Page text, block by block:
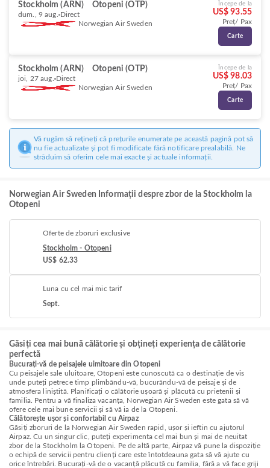
Stockholm (ARN) Otopeni (OTP)
dum., 9 aug. Direct
Norwegian Air Sweden
Începe de la
US$ 93.55
Preț/ Pax
Carte
Stockholm (ARN) Otopeni (OTP)
joi, 27 aug. Direct
Norwegian Air Sweden
Începe de la
US$ 98.03
Preț/ Pax
Carte
Vă rugăm să rețineți că prețurile enumerate pe această pagină pot să
nu fie actualizate și pot fi modificate fără notificare prealabilă. Ne
străduim să oferim cele mai exacte și actuale informații.
Norwegian Air Sweden Informații despre zbor de la Stockholm la
Otopeni
Oferte de zboruri exclusive
Stockholm - Otopeni
US$ 62.33
Luna cu cel mai mic tarif
Sept.
Găsiți cea mai bună călătorie și obțineți experiența de călătorie
perfectă
Bucurați-vă de peisajele uimitoare din Otopeni
Cu peisajele sale uluitoare, Otopeni este cunoscută ca o destinație de vis
unde puteți petrece timp plimbându-vă, bucurându-vă de peisaje și de
atmosfera liniștită. Planificați o călătorie ușoară și plăcută cu prietenii și
familia. Pentru a vă finaliza vacanța, Norwegian Air Sweden este gata să vă
ofere cele mai bune servicii și să vă ia de la Otopeni.
Călătorește ușor și confortabil cu Airpaz
Găsiți zboruri de la Norwegian Air Sweden rapid, ușor și ieftin cu ajutorul
Airpaz. Cu un singur clic, puteți experimenta cel mai bun și mai de neuitat
zbor de la Stockholm la Otopeni. Pe de altă parte, Airpaz vă pune la dispoziție
o echipă de servicii pentru clienți care este întotdeauna gata să vă ajute cu
orice întrebări. Bucurați-vă de o vacanță plăcută cu familia, fără a vă face griji